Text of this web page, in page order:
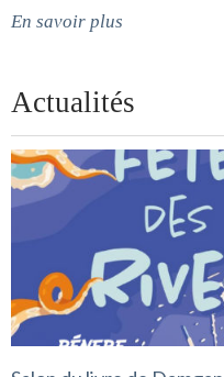
En savoir plus
Actualités